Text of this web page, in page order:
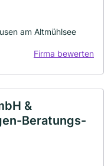
am Altmühlsee
Firma bewerten
&
Beratungs-